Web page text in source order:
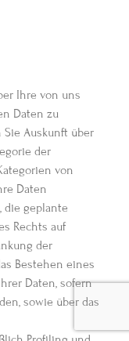
Ihre von uns
Daten zu
Auskunft über
der
von
Daten
die geplante
Rechts auf
der
Bestehen eines
Daten, sofern
sowie über das